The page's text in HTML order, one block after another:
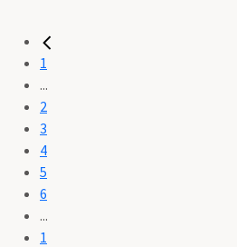
1
...
2
3
4
5
6
...
1